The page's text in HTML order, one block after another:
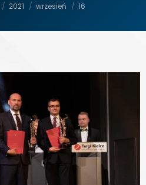
2021 wrzesień 16